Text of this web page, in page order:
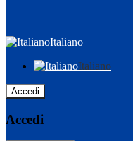
Italiano
Italiano
Accedi
Accedi